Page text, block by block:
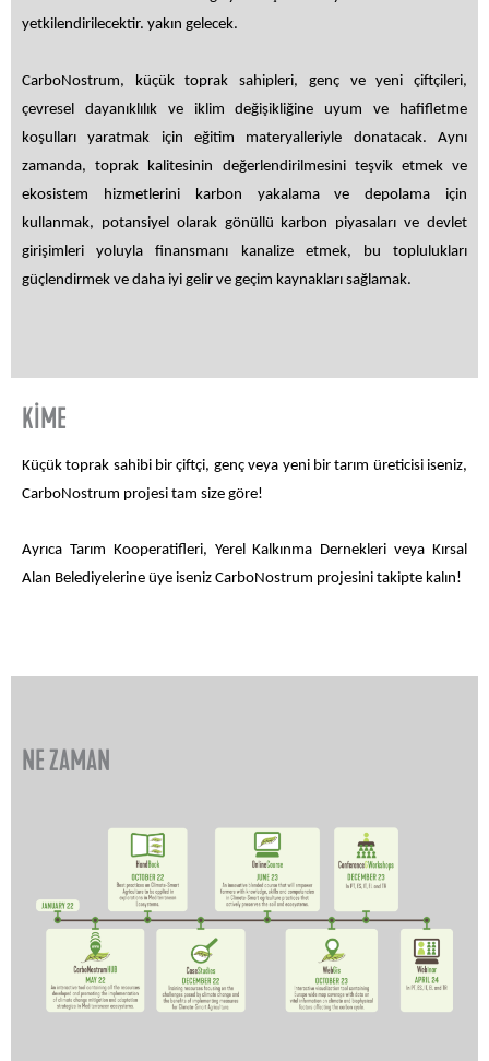
yetkilendirilecektir. yakın gelecek.
CarboNostrum, küçük toprak sahipleri, genç ve yeni çiftçileri,
çevresel dayanıklılık ve iklim değişikliğine uyum ve hafifletme
koşulları yaratmak için eğitim materyalleriyle donatacak. Aynı
zamanda, toprak kalitesinin değerlendirilmesini teşvik etmek ve
ekosistem hizmetlerini karbon yakalama ve depolama için
kullanmak, potansiyel olarak gönüllü karbon piyasaları ve devlet
girişimleri yoluyla finansmanı kanalize etmek, bu toplulukları
güçlendirmek ve daha iyi gelir ve geçim kaynakları sağlamak.
KİME
Küçük toprak sahibi bir çiftçi, genç veya yeni bir tarım üreticisi iseniz,
CarboNostrum projesi tam size göre!
Ayrıca Tarım Kooperatifleri, Yerel Kalkınma Dernekleri veya Kırsal
Alan Belediyelerine üye iseniz CarboNostrum projesini takipte kalın!
NE ZAMAN